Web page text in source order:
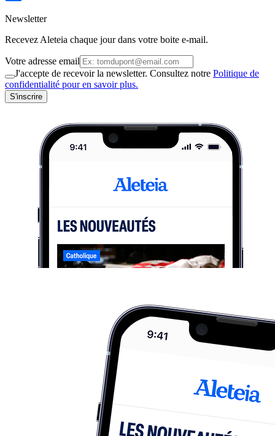
Newsletter
Recevez Aleteia chaque jour dans votre boite e-mail.
Votre adresse email
J'accepte de recevoir la newsletter. Consultez notre Politique de
confidentialité pour en savoir plus.
S'inscrire